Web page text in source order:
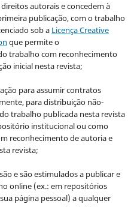
autorais e concedem à
publicação, com o trabalho
sob a Licença Creative
que permite o
trabalho com reconhecimento
inicial nesta revista;
para assumir contratos
para distribuição não-
trabalho publicada nesta revista
institucional ou como
reconhecimento de autoria e
revista;
e são estimulados a publicar e
online (ex.: em repositórios
página pessoal) a qualquer